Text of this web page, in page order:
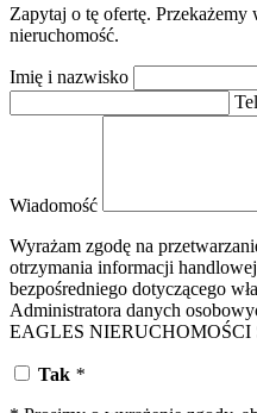
Zapytaj o tę ofertę.
nieruchomość.
Imię i nazwisko
Wiadomość
Wyrażam zgodę na
otrzymania informacji
bezpośredniego dotyczącego
Administratora danych
EAGLES NIERUCHOMOŚCI
Tak *